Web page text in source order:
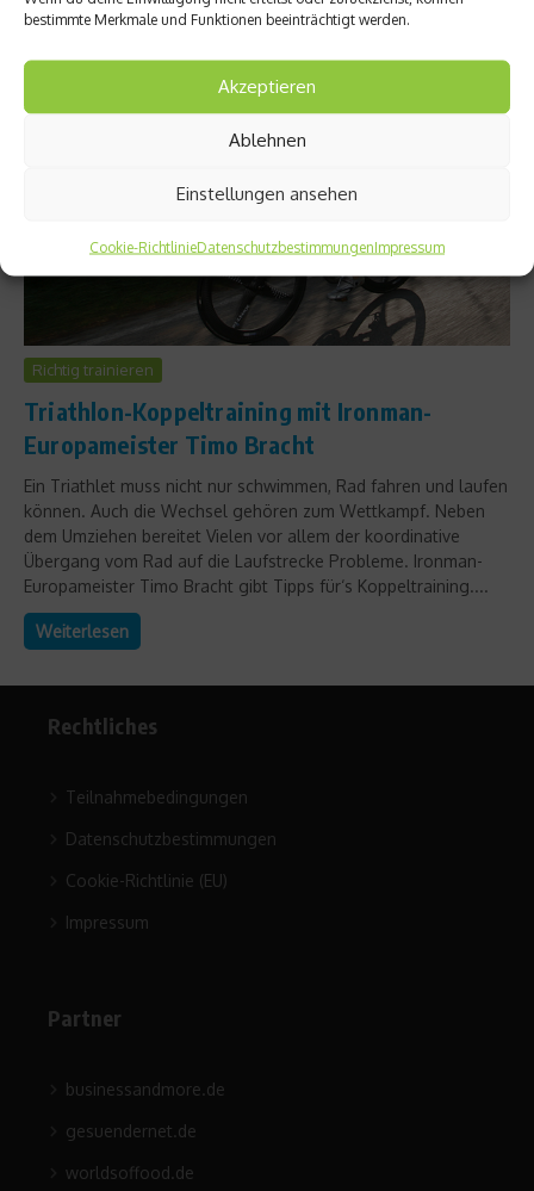
bestimmte Merkmale und Funktionen beeinträchtigt werden.
Akzeptieren
Ablehnen
Einstellungen ansehen
Cookie-RichtlinieDatenschutzbestimmungenImpressum
Weiterlesen
Richtig trainieren
Triathlon-Koppeltraining mit Ironman-
Europameister Timo Bracht
Ein Triathlet muss nicht nur schwimmen, Rad fahren und laufen
können. Auch die Wechsel gehören zum Wettkampf. Neben
dem Umziehen bereitet Vielen vor allem der koordinative
Übergang vom Rad auf die Laufstrecke Probleme. Ironman-
Europameister Timo Bracht gibt Tipps für‘s Koppeltraining....
Weiterlesen
Rechtliches
Teilnahmebedingungen
Datenschutzbestimmungen
Cookie-Richtlinie (EU)
Impressum
Partner
businessandmore.de
gesuendernet.de
worldsoffood.de